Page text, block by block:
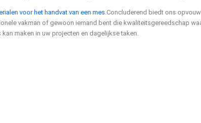
voor het handvat van een mes.Concluderend biedt ons
vakman of gewoon iemand bent die kwaliteitsgereedschap
maken in uw projecten en dagelijkse taken.